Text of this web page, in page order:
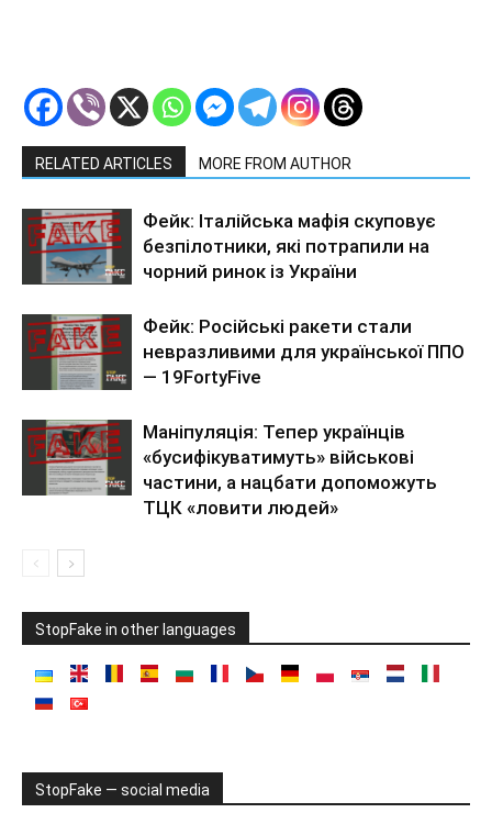
RELATED ARTICLES MORE FROM AUTHOR
Фейк: Італійська мафія скуповує
безпілотники, які потрапили на
чорний ринок із України
Фейк: Російські ракети стали
невразливими для української ППО
— 19FortyFive
Маніпуляція: Тепер українців
«бусифікуватимуть» військові
частини, а нацбати допоможуть
ТЦК «ловити людей»
StopFake in other languages
StopFake — social media